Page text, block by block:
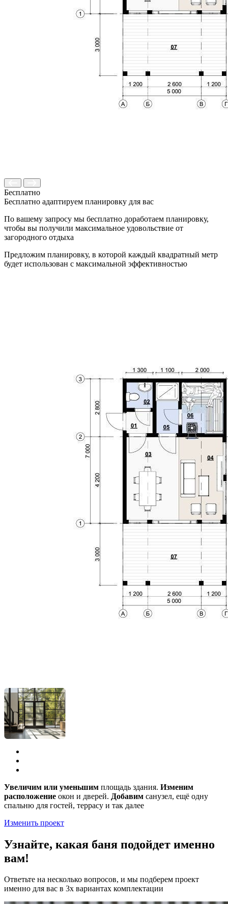
Бесплатно
Бесплатно адаптируем планировку для вас
По вашему запросу мы бесплатно доработаем планировку,
чтобы вы получили максимальное удовольствие от
загородного отдыха
Предложим планировку, в которой каждый квадратный метр
будет использован с максимальной эффективностью
Увеличим или уменьшим площадь здания. Изменим
расположение окон и дверей. Добавим санузел, ещё одну
спальню для гостей, террасу и так далее
Изменить проект
Узнайте, какая баня подойдет именно
вам!
Ответьте на несколько вопросов, и мы подберем проект
именно для вас в 3х вариантах комплектации